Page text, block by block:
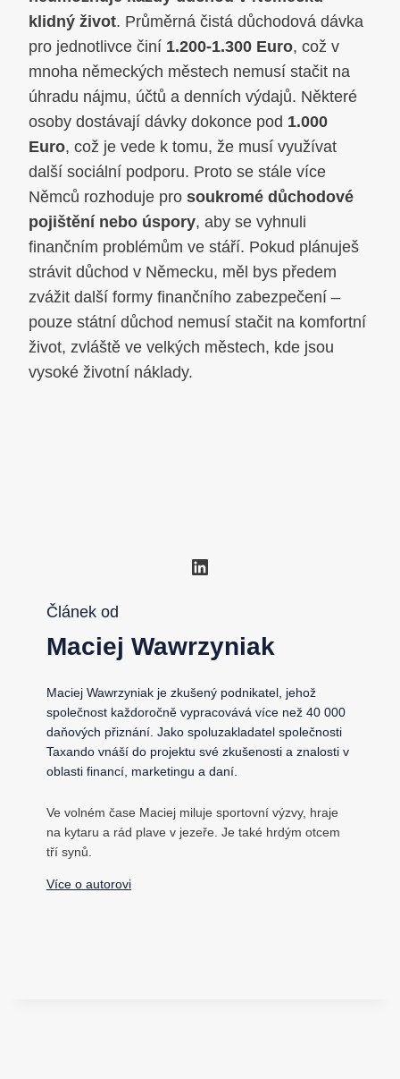
klidný život. Průměrná čistá důchodová dávka
pro jednotlivce činí 1.200-1.300 Euro, což v
mnoha německých městech nemusí stačit na
úhradu nájmu, účtů a denních výdajů. Některé
osoby dostávají dávky dokonce pod 1.000
Euro, což je vede k tomu, že musí využívat
další sociální podporu. Proto se stále více
Němců rozhoduje pro soukromé důchodové
pojištění nebo úspory, aby se vyhnuli
finančním problémům ve stáří. Pokud plánuješ
strávit důchod v Německu, měl bys předem
zvážit další formy finančního zabezpečení –
pouze státní důchod nemusí stačit na komfortní
život, zvláště ve velkých městech, kde jsou
vysoké životní náklady.
LinkedIn
Článek od
Maciej Wawrzyniak
Maciej Wawrzyniak je zkušený podnikatel, jehož
společnost každoročně vypracovává více než 40 000
daňových přiznání. Jako spoluzakladatel společnosti
Taxando vnáší do projektu své zkušenosti a znalosti v
oblasti financí, marketingu a daní.
Ve volném čase Maciej miluje sportovní výzvy, hraje
na kytaru a rád plave v jezeře. Je také hrdým otcem
tří synů.
Více o autorovi